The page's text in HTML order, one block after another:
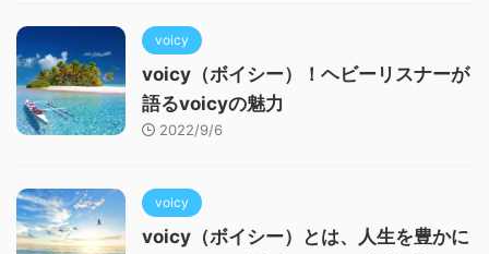
voicy
voicy（ボイシー）！ヘビーリスナーが
語るvoicyの魅力
2022/9/6
voicy
voicy（ボイシー）とは、人生を豊かに